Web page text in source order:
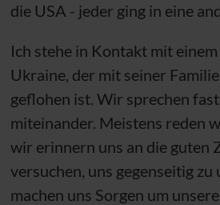
die USA - jeder ging in eine
Ich stehe in Kontakt mit
Ukraine, der mit seiner
geflohen ist. Wir sprechen fast
miteinander. Meistens reden
wir erinnern uns an die guten
versuchen, uns gegenseitig
machen uns Sorgen um